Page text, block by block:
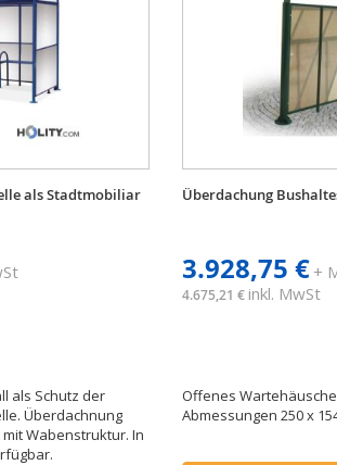
als Stadtmobiliar
als Schutz der
Überdachnung
Wabenstruktur. In
Überdachung
3.928,75 €+
4.675,21 € inkl. MwSt
Offenes
Abmessungen 250 x